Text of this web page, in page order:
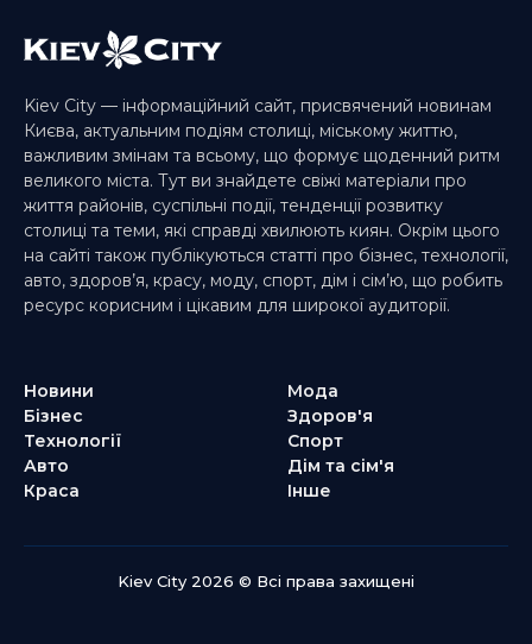
Kiev City — інформаційний сайт, присвячений новинам
Києва, актуальним подіям столиці, міському життю,
важливим змінам та всьому, що формує щоденний ритм
великого міста. Тут ви знайдете свіжі матеріали про
життя районів, суспільні події, тенденції розвитку
столиці та теми, які справді хвилюють киян. Окрім цього
на сайті також публікуються статті про бізнес, технології,
авто, здоров’я, красу, моду, спорт, дім і сім’ю, що робить
ресурс корисним і цікавим для широкої аудиторії.
Новини
Бізнес
Технології
Авто
Краса
Мода
Здоров'я
Спорт
Дім та сім'я
Інше
Kiev City 2026 © Всі права захищені